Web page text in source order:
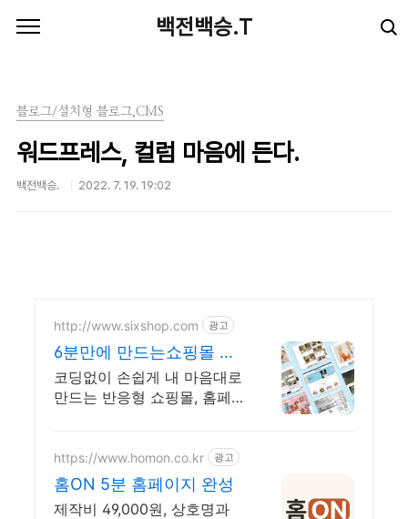
백전백승.T
블로그/설치형 블로그,CMS
워드프레스, 컬럼 마음에 든다.
백전백승. 2022. 7. 19. 19:02
http://www.sixshop.com 광고
6분만에 만드는쇼핑몰 식
스샵
코딩없이 손쉽게 내 마음대로
만드는 반응형 쇼핑몰, 홈페
https://www.homon.co.kr 광고
홈ON 5분 홈페이지 완성
제작비 49,000원, 상호명과